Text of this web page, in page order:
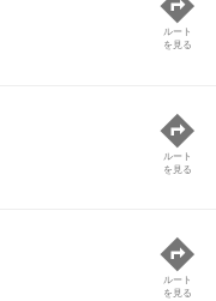
ルート
を見る
ルート
を見る
ルート
を見る